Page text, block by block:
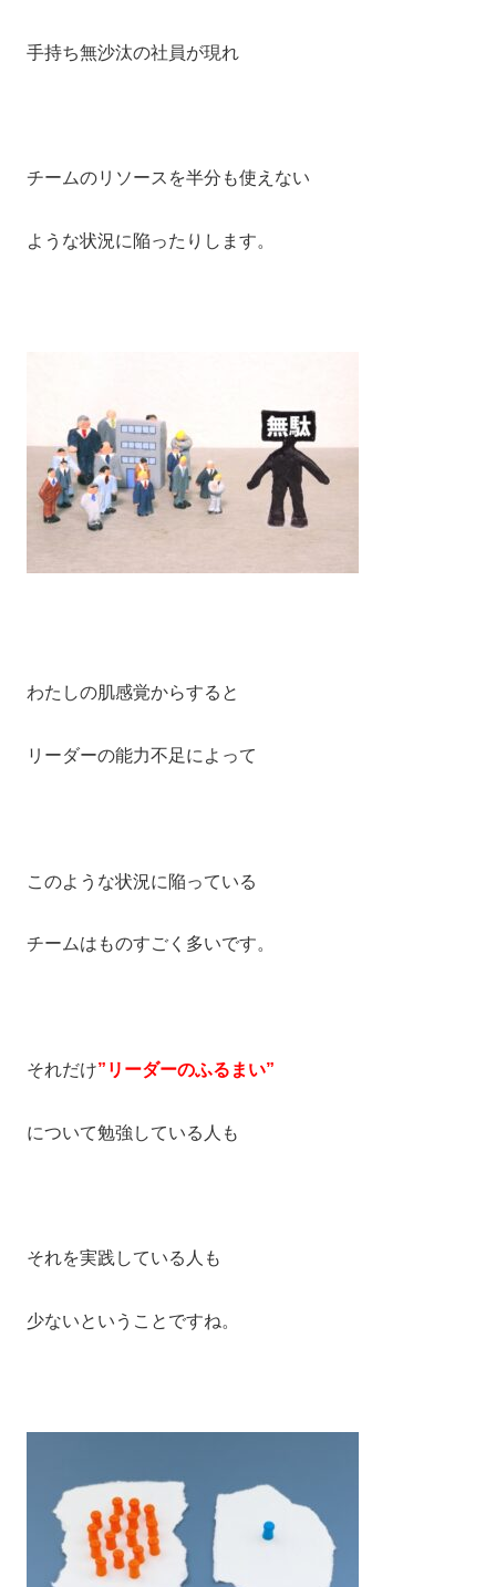
手持ち無沙汰の社員が現れ
チームのリソースを半分も使えない
ような状況に陥ったりします。
わたしの肌感覚からすると
リーダーの能力不足によって
このような状況に陥っている
チームはものすごく多いです。
それだけ”リーダーのふるまい”
について勉強している人も
それを実践している人も
少ないということですね。